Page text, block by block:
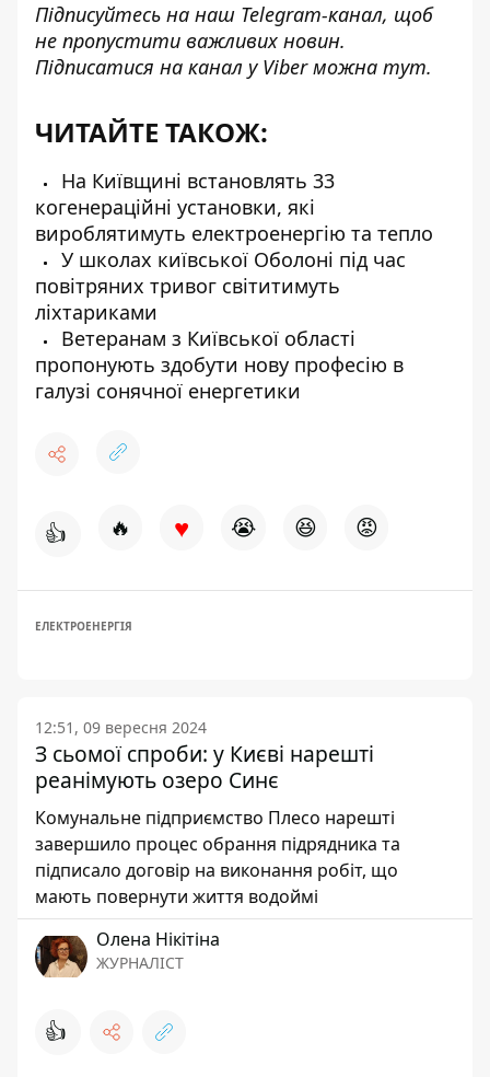
Підписуйтесь на наш Telegram-канал, щоб
не пропустити важливих новин.
Підписатися на канал у Viber можна тут.
ЧИТАЙТЕ ТАКОЖ:
На Київщині встановлять 33
когенераційні установки, які
вироблятимуть електроенергію та тепло
У школах київської Оболоні під час
повітряних тривог світитимуть
ліхтариками
Ветеранам з Київської області
пропонують здобути нову професію в
галузі сонячної енергетики
👍 🔥 ♥ 😭 😆 😡
ЕЛЕКТРОЕНЕРГІЯ
12:51, 09 вересня 2024
З сьомої спроби: у Києві нарешті
реанімують озеро Синє
Комунальне підприємство Плесо нарешті
завершило процес обрання підрядника та
підписало договір на виконання робіт, що
мають повернути життя водоймі
Олена Нікітіна
ЖУРНАЛІСТ
👍